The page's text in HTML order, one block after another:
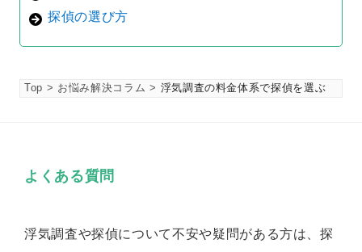
探偵の選び方
Top お悩み解決コラム 浮気調査の料金体系で探偵を選ぶ
よくある質問
浮気調査や探偵について不安や疑問がある方は、探